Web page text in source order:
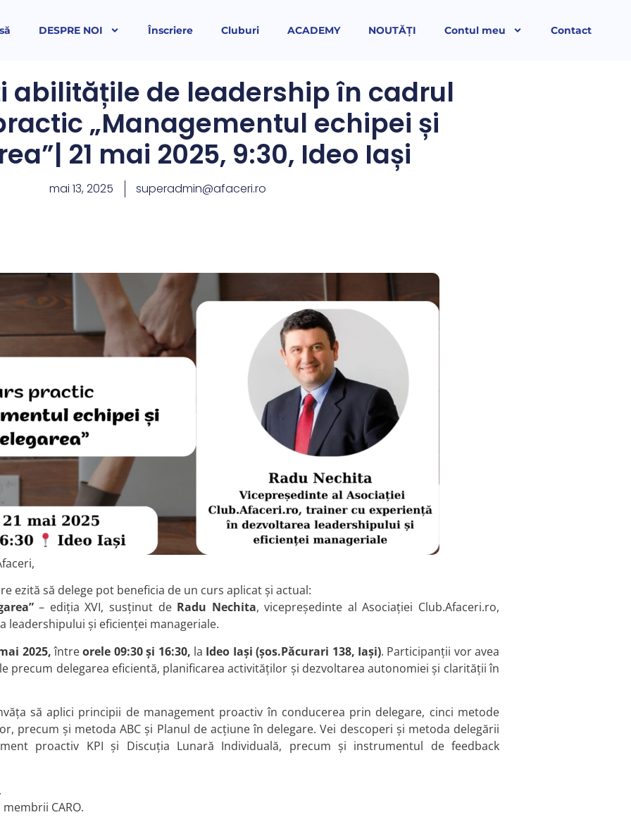
DESPRE NOI Înscriere Cluburi ACADEMY NOUTĂȚI Contul meu Contact
abilitățile de leadership în cadrul
„Managementul echipei și
21 mai 2025, 9:30, Ideo Iași
mai 13, 2025 superadmin@afaceri.ro
ezită să delege pot beneficia de un curs aplicat și actual:
– ediția XVI, susținut de Radu Nechita, vicepreședinte al Asociației Club.Afaceri.ro,
leadershipului și eficienței manageriale.
2025,întreorele 09:30 și 16:30, la Ideo Iași (șos.Păcurari 138, Iași). Participanții vor avea
precum delegarea eficientă, planificarea activităților și dezvoltarea autonomiei și clarității în
să aplici principii de management proactiv în conducerea prin delegare, cinci metode
precum și metoda ABC și Planul de acțiune în delegare. Vei descoperi și metoda delegării
proactiv KPI și Discuția Lunară Individuală, precum și instrumentul de feedback
CARO.